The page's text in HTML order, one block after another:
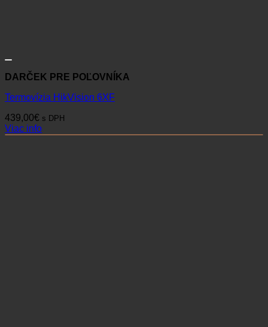
DARČEK PRE POĽOVNÍKA
Termovízia HikVision 6XF
439,00€ s DPH
Viac info